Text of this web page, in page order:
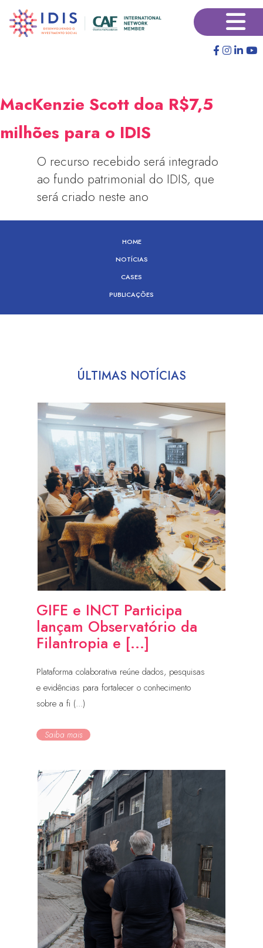
para
×
MacKenzie Scott doa R$7,5
milhões para o IDIS
O recurso recebido será integrado
ao fundo patrimonial do IDIS, que
será criado neste ano
HOME
NOTÍCIAS
CASES
PUBLICAÇÕES
ÚLTIMAS NOTÍCIAS
GIFE e INCT Participa
lançam Observatório da
Filantropia e [...]
Plataforma colaborativa reúne dados, pesquisas
e evidências para fortalecer o conhecimento
sobre a fi (...)
Saiba mais